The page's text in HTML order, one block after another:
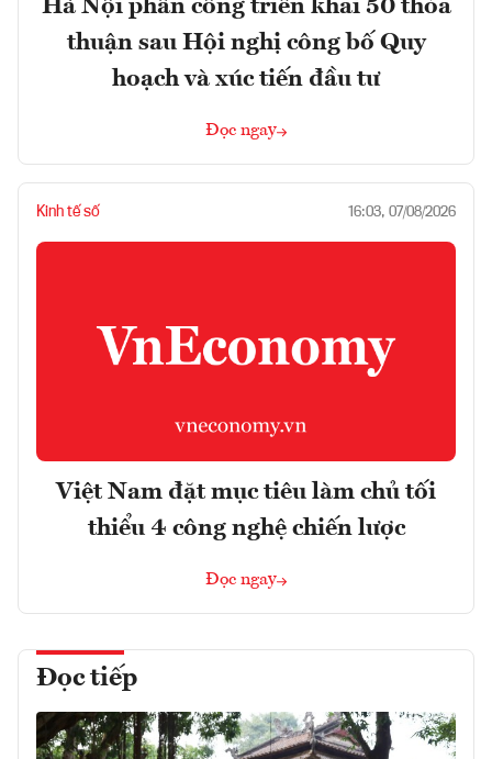
Hà Nội phân công triển khai 50 thỏa
thuận sau Hội nghị công bố Quy
hoạch và xúc tiến đầu tư
Đọc ngay
Kinh tế số 16:03, 07/08/2026
Việt Nam đặt mục tiêu làm chủ tối
thiểu 4 công nghệ chiến lược
Đọc ngay
Đọc tiếp